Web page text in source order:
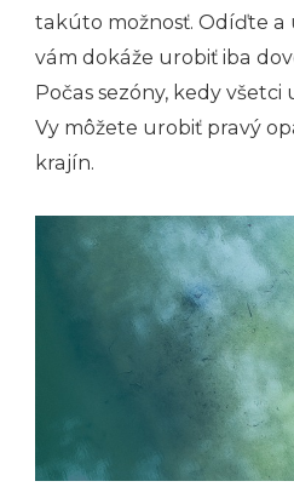
takúto možnosť. Odíďte a
vám dokáže urobiť iba
Počas sezóny, kedy
Vy môžete urobiť pravý
krajín.